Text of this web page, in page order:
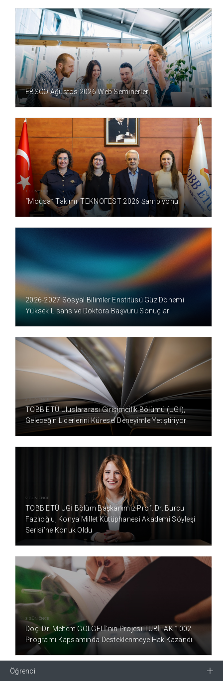
1 GÜN ÖNCE
EBSCO Ağustos 2026 Web Seminerleri
1 GÜN ÖNCE
“Mousa” Takımı TEKNOFEST 2026 Şampiyonu!
2026-2027 Sosyal Bilimler Enstitüsü Güz Dönemi
Yüksek Lisans ve Doktora Başvuru Sonuçları
2 GÜN ÖNCE
TOBB ETÜ Uluslararası Girişimcilik Bölümü (UGİ),
Geleceğin Liderlerini Küresel Deneyimle Yetiştiriyor
2 GÜN ÖNCE
TOBB ETÜ UGİ Bölüm Başkanımız Prof. Dr. Burcu
Fazlıoğlu, Konya Millet Kütüphanesi Akademi Söyleşi
Serisi’ne Konuk Oldu
3 GÜN ÖNCE
Doç. Dr. Meltem GÖLGELİ’nin Projesi TÜBİTAK 1002
Programı Kapsamında Desteklenmeye Hak Kazandı
Öğrenci